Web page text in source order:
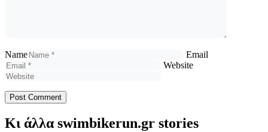
Name
Email
Website
Κι άλλα swimbikerun.gr stories